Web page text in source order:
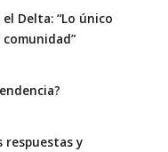
Delta: “Lo único
respuestas y